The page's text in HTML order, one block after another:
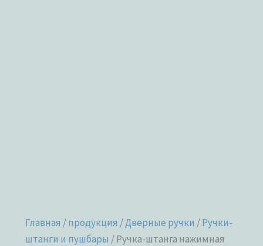
Главная /продукция /Дверные ручки /Ручки-
штанги и пушбары / Ручка-штанга нажимная